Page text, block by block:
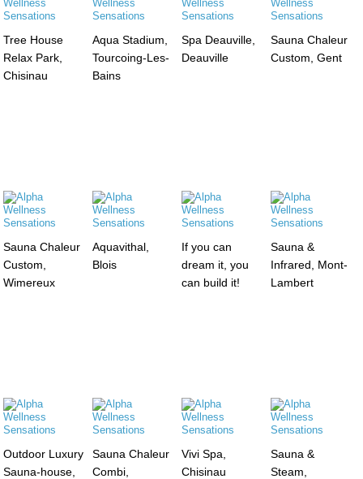
Tree House
Relax Park,
Chisinau
Aqua Stadium,
Tourcoing-Les-
Bains
Spa Deauville,
Deauville
Sauna Chaleur
Custom, Gent
Sauna Chaleur
Custom,
Wimereux
Aquavithal,
Blois
If you can
dream it, you
can build it!
Sauna &
Infrared, Mont-
Lambert
Outdoor Luxury
Sauna-house,
Sauna Chaleur
Combi,
Vivi Spa,
Chisinau
Sauna &
Steam,